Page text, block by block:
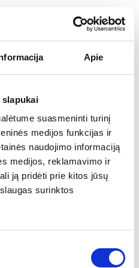
Apie
slapukai
suasmeninti turinį
medijos funkcijas ir
naudojimo informaciją
medijos, reklamavimo ir
ją pridėti prie kitos jūsų
surinktos